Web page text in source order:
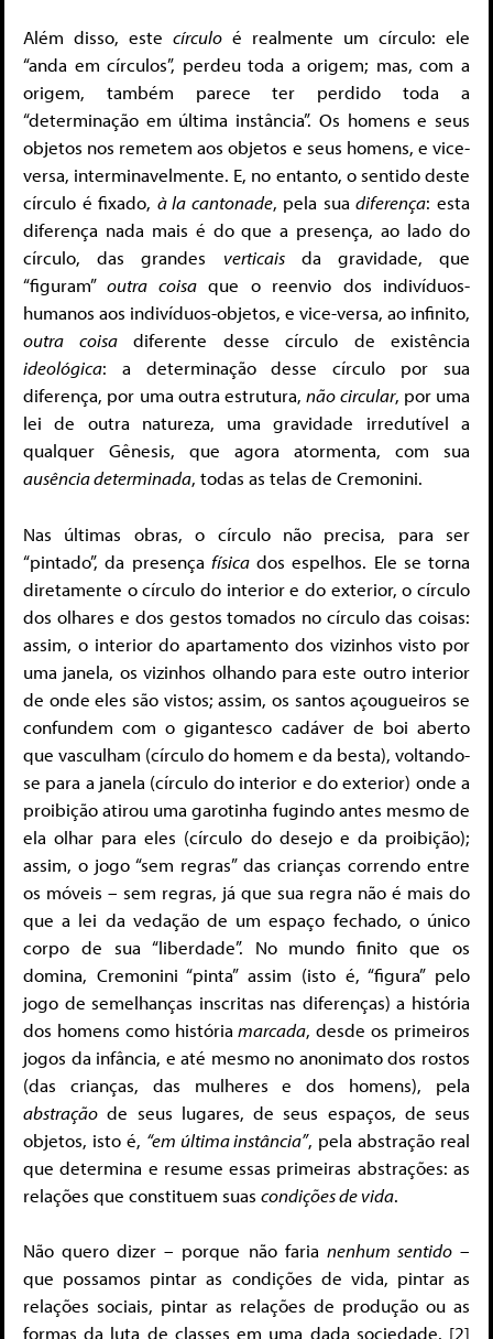
Além disso, este círculo é realmente um círculo: ele
“anda em círculos”, perdeu toda a origem; mas, com a
origem, também parece ter perdido toda a
“determinação em última instância”. Os homens e seus
objetos nos remetem aos objetos e seus homens, e vice-
versa, interminavelmente. E, no entanto, o sentido deste
círculo é fixado, à la cantonade, pela suadiferença: esta
diferença nada mais é do que a presença, ao lado do
círculo, das grandes verticaisda gravidade, que
“figuram”outra coisaque o reenvio dos indivíduos-
humanos aos indivíduos-objetos, e vice-versa, ao infinito,
outra coisadiferente desse círculo de existência
ideológica: a determinação desse círculo por sua
diferença, por uma outra estrutura,não circular, por uma
lei de outra natureza, uma gravidade irredutível a
qualquer Gênesis, que agora atormenta, com sua
ausência determinada, todas as telas de Cremonini.
Nas últimas obras, o círculo não precisa, para ser
“pintado”, da presença físicados espelhos. Ele se torna
diretamente o círculo do interior e do exterior, o círculo
dos olhares e dos gestos tomados no círculo das coisas:
assim, o interior do apartamento dos vizinhos visto por
uma janela, os vizinhos olhando para este outro interior
de onde eles são vistos; assim, os santos açougueiros se
confundem com o gigantesco cadáver de boi aberto
que vasculham (círculo do homem e da besta), voltando-
se para a janela (círculo do interior e do exterior) onde a
proibição atirou uma garotinha fugindo antes mesmo de
ela olhar para eles (círculo do desejo e da proibição);
assim, o jogo “sem regras” das crianças correndo entre
os móveis – sem regras, já que sua regra não é mais do
que a lei da vedação de um espaço fechado, o único
corpo de sua “liberdade”. No mundo finito que os
domina, Cremonini “pinta” assim (isto é, “figura” pelo
jogo de semelhanças inscritas nas diferenças) a história
dos homens como históriamarcada, desde os primeiros
jogos da infância, e até mesmo no anonimato dos rostos
(das crianças, das mulheres e dos homens), pela
abstração de seus lugares, de seus espaços, de seus
objetos, isto é, “em última instância”, pela abstração real
que determina e resume essas primeiras abstrações: as
relações que constituem suas condições de vida.
Não quero dizer – porque não faria nenhum sentido–
que possamos pintar as condições de vida, pintar as
relações sociais, pintar as relações de produção ou as
formas da luta de classes em uma dada sociedade. [2]